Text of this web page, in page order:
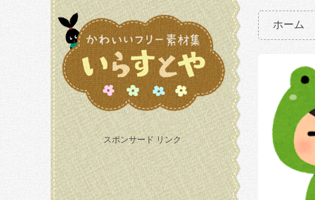
スポンサード リンク
ホーム